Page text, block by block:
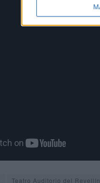
Teatro Auditorio del Revellín